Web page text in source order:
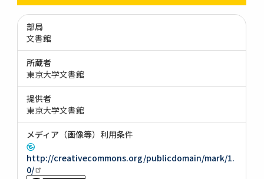
部局
文書館
所蔵者
東京大学文書館
提供者
東京大学文書館
メディア（画像等）利用条件
http://creativecommons.org/publicdomain/mark/1.
0/